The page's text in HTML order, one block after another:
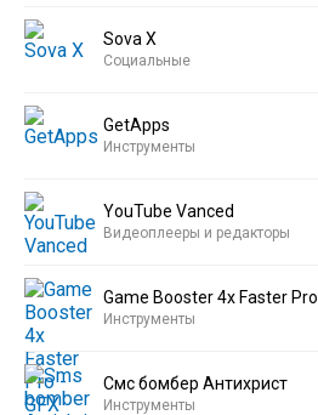
Sova X
Социальные
GetApps
Инструменты
YouTube Vanced
Видеоплееры и редакторы
Game Booster 4x Faster Pro
Инструменты
Смс бомбер Антихрист
Инструменты